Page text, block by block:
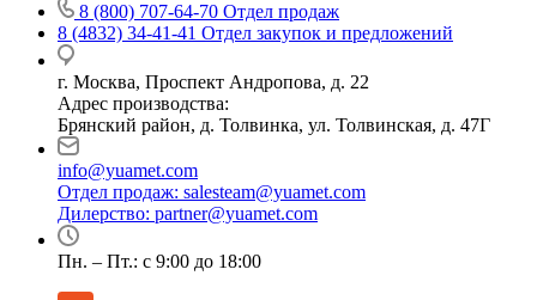
8 (800) 707-64-70 Отдел продаж
8 (4832) 34-41-41 Отдел закупок и предложений
г. Москва, Проспект Андропова, д. 22
Адрес производства:
Брянский район, д. Толвинка, ул. Толвинская, д. 47Г
info@yuamet.com
Отдел продаж: salesteam@yuamet.com
Дилерство: partner@yuamet.com
Пн. – Пт.: с 9:00 до 18:00